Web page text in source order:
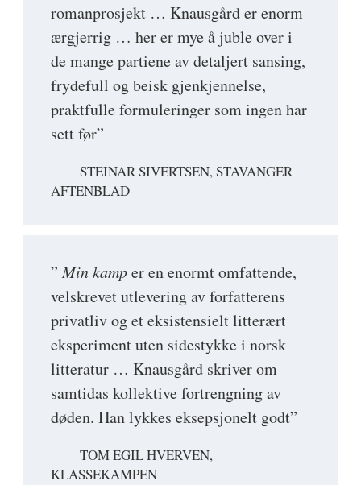
romanprosjekt … Knausgård er enorm
ærgjerrig … her er mye å juble over i
de mange partiene av detaljert sansing,
frydefull og beisk gjenkjennelse,
praktfulle formuleringer som ingen har
sett før”
STEINAR SIVERTSEN, STAVANGER
AFTENBLAD
”Min kamper en enormt omfattende,
velskrevet utlevering av forfatterens
privatliv og et eksistensielt litterært
eksperiment uten sidestykke i norsk
litteratur … Knausgård skriver om
samtidas kollektive fortrengning av
døden. Han lykkes eksepsjonelt godt”
TOM EGIL HVERVEN,
KLASSEKAMPEN